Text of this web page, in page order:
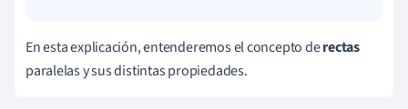
En esta explicación, entenderemos el concepto derectas
paralelas y sus distintas propiedades.